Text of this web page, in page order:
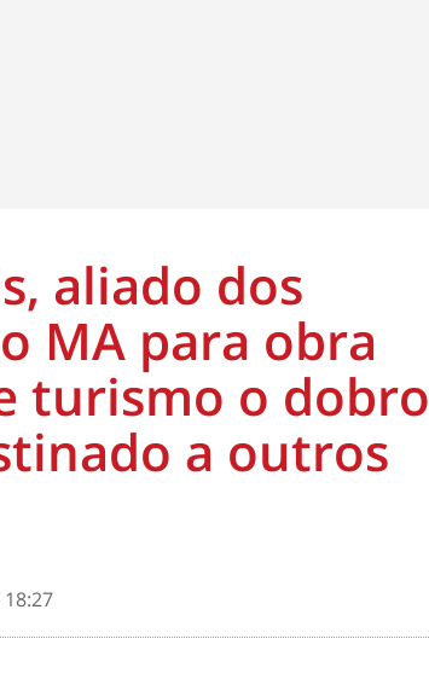
aliado dos
MA para obra
turismo o dobro
a outros